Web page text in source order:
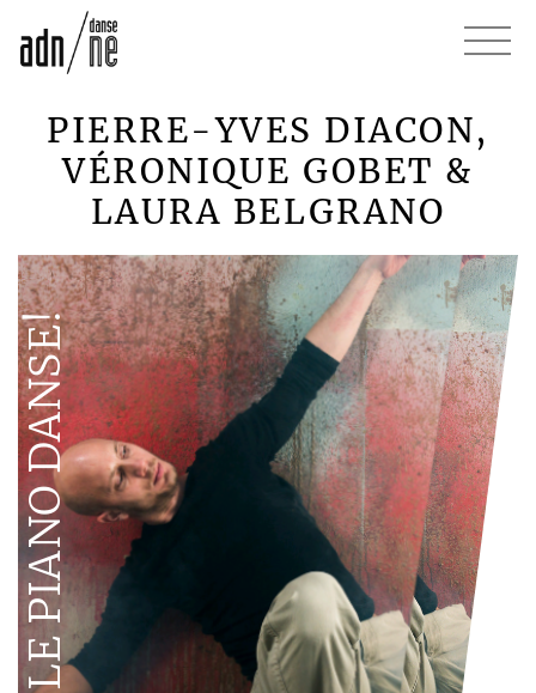
PIERRE-YVES DIACON,
VÉRONIQUE GOBET &
LAURA BELGRANO
LE PIANO DANSE!